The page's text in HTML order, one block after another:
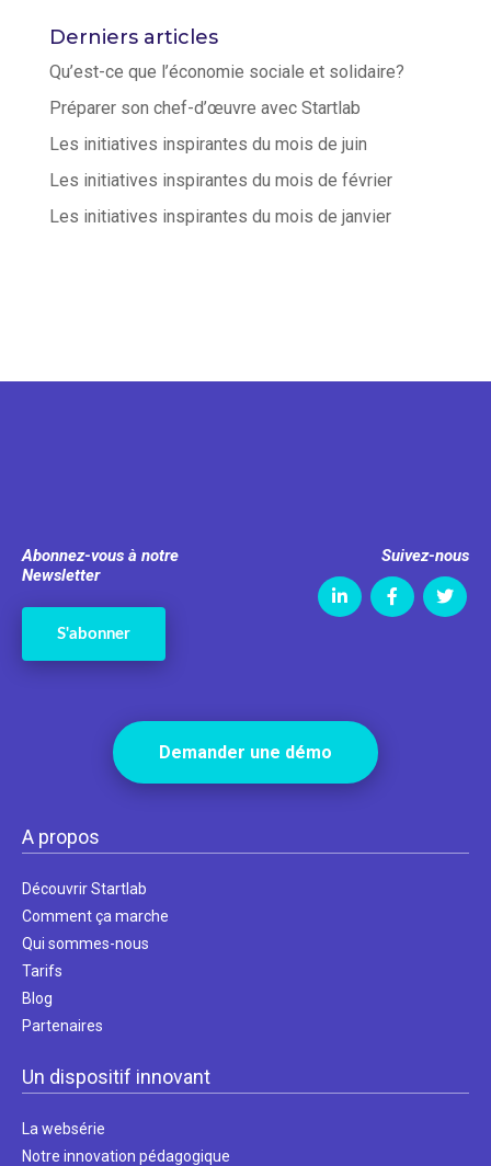
Derniers articles
Qu’est-ce que l’économie sociale et solidaire?
Préparer son chef-d’œuvre avec Startlab
Les initiatives inspirantes du mois de juin
Les initiatives inspirantes du mois de février
Les initiatives inspirantes du mois de janvier
A propos
Découvrir Startlab
Comment ça marche
Qui sommes-nous
Tarifs
Blog
Partenaires
Un dispositif innovant
La websérie
Notre innovation pédagogique
Abonnez-vous à notre
Newsletter
S'abonner
Suivez-nous
Demander une démo